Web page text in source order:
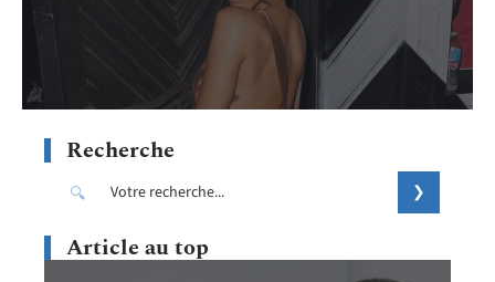
Recherche
Article au top